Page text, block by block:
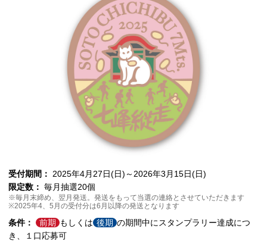
受付期間：
2025年4月27日(日)～2026年3月15日(日)
限定数： 毎月抽選20個
※毎月末締め、翌月発送。発送をもって当選の連絡とさせていただきます
※2025年4、5月の受付分は6月以降の発送となります
条件： 前期 もしくは 後期 の期間中にスタンプラリー達成につ
き、１口応募可